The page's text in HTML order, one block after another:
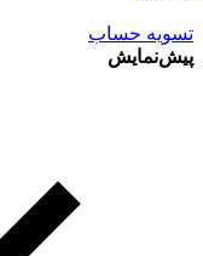
تسویه حساب
پیش‌نمایش